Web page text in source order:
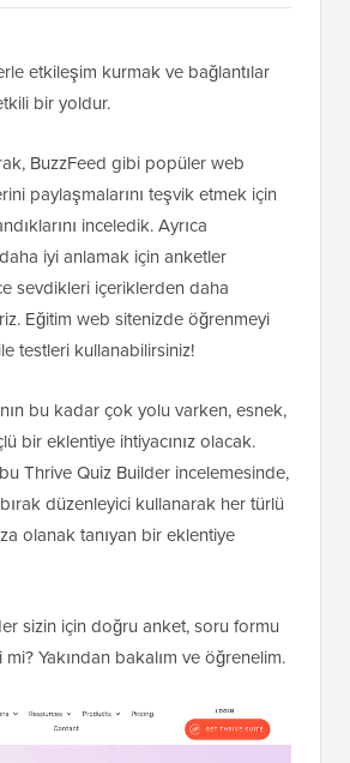
etkileşim kurmak ve bağlantılar
bir yoldur.
BuzzFeed gibi popüler web
paylaşmalarını teşvik etmek için
inceledik. Ayrıca
iyi anlamak için anketler
sevdikleri içeriklerden daha
Eğitim web sitenizde öğrenmeyi
testleri kullanabilirsiniz!
bu kadar çok yolu varken, esnek,
bir eklentiye ihtiyacınız olacak.
Thrive Quiz Builder incelemesinde,
düzenleyici kullanarak her türlü
olanak tanıyan bir eklentiye
sizin için doğru anket, soru formu
Yakından bakalım ve öğrenelim.